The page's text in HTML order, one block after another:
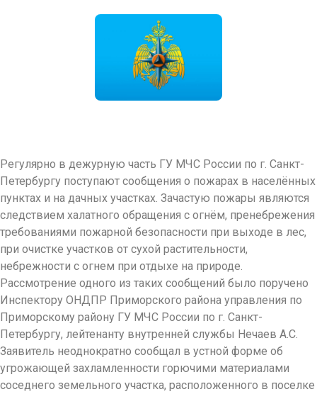
Регулярно в дежурную часть ГУ МЧС России по г. Санкт-
Петербургу поступают сообщения о пожарах в населённых
пунктах и на дачных участках. Зачастую пожары являются
следствием халатного обращения с огнём, пренебрежения
требованиями пожарной безопасности при выходе в лес,
при очистке участков от сухой растительности,
небрежности с огнем при отдыхе на природе.
Рассмотрение одного из таких сообщений было поручено
Инспектору ОНДПР Приморского района управления по
Приморскому району ГУ МЧС России по г. Санкт-
Петербургу, лейтенанту внутренней службы Нечаев А.С.
Заявитель неоднократно сообщал в устной форме об
угрожающей захламленности горючими материалами
соседнего земельного участка, расположенного в поселке